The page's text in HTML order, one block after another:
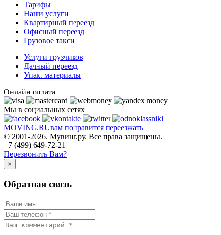
Тарифы
Наши услуги
Квартирный переезд
Офисный переезд
Грузовое такси
Услуги грузчиков
Дачный переезд
Упак. материалы
Онлайн оплата
Мы в социальных сетях
MOVING.RUвам понравится переезжать
© 2001-2026. Мувинг.ру. Все права защищены.
+7 (499) 649-72-21
Перезвонить Вам?
×
Обратная связь